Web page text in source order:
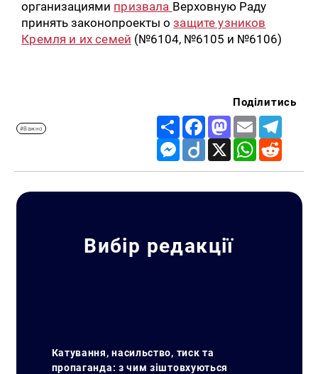
организациями призвала Верховную Раду
принять законопроекты озащите узников
Кремля и их семей (№6104, №6105 и №6106)
#Важно
Поділитись
Share FacebookMastodon
Email
Messenger
Diigo X WhatsApp
Вибір редакції
Катування, насильство, тиск та
пропаганда: з чим зіштовхуються